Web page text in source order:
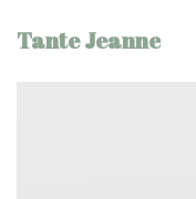
Tante Jeanne